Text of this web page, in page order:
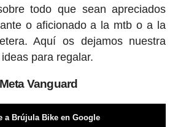
todo que sean apreciados
o aficionado a la mtb o a la
Aquí os dejamos nuestra
para regalar.
Vanguard
a Brújula Bike en Google